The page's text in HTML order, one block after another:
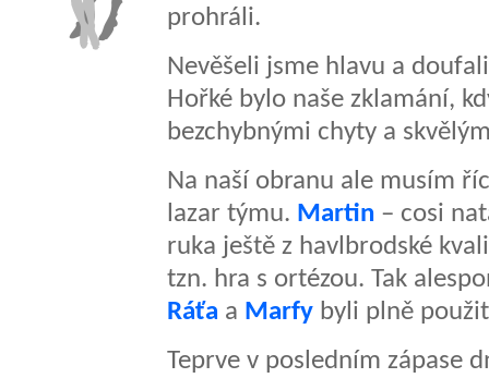
prohráli.
Nevěšeli jsme hlavu a
Hořké bylo naše zklamání,
bezchybnými chyty a skvělým
Na naší obranu ale musím
lazar týmu. Martin– cosi
ruka ještě z havlbrodské
tzn. hra s ortézou. Tak
Ráťa a Marfybyli plně
Teprve v posledním zápase